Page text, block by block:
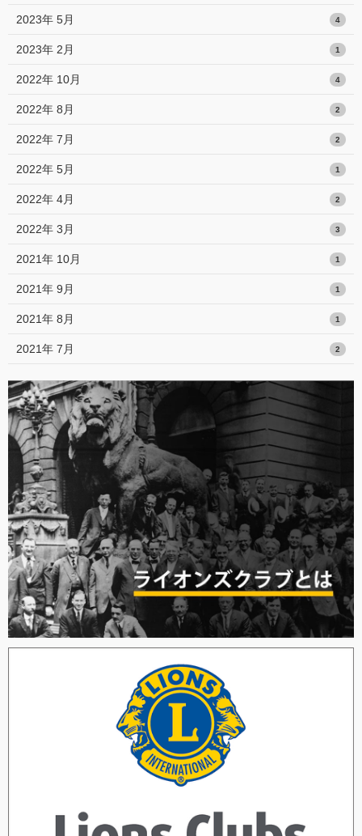
2023年 5月 4
2023年 2月 1
2022年 10月 4
2022年 8月 2
2022年 7月 2
2022年 5月 1
2022年 4月 2
2022年 3月 3
2021年 10月 1
2021年 9月 1
2021年 8月 1
2021年 7月 2